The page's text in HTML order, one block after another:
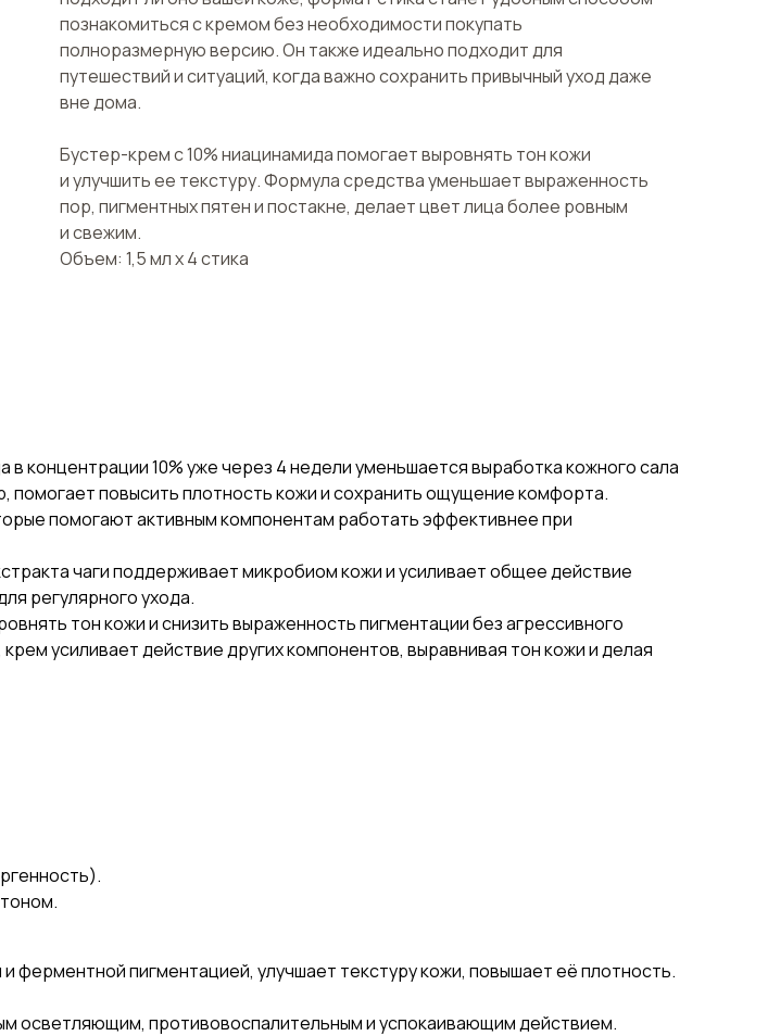
познакомиться с кремом без необходимости покупать
полноразмерную версию. Он также идеально подходит для
путешествий и ситуаций, когда важно сохранить привычный уход даже
вне дома.
Бустер-крем с 10% ниацинамида помогает выровнять тон кожи
и улучшить ее текстуру. Формула средства уменьшает выраженность
пор, пигментных пятен и постакне, делает цвет лица более ровным
и свежим.
Объем: 1,5 мл х 4 стика
концентрации 10% уже через 4 недели уменьшается выработка кожного сала
повысить плотность кожи и сохранить ощущение комфорта.
помогают активным компонентам работать эффективнее при
чаги поддерживает микробиом кожи и усиливает общее действие
регулярного ухода.
тон кожи и снизить выраженность пигментации без агрессивного
усиливает действие других компонентов, выравнивая тон кожи и делая
ферментной пигментацией, улучшает текстуру кожи, повышает её плотность.
осветляющим, противовоспалительным и успокаивающим действием.